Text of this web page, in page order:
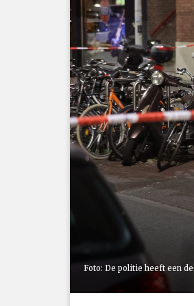
Foto: De politie heeft een